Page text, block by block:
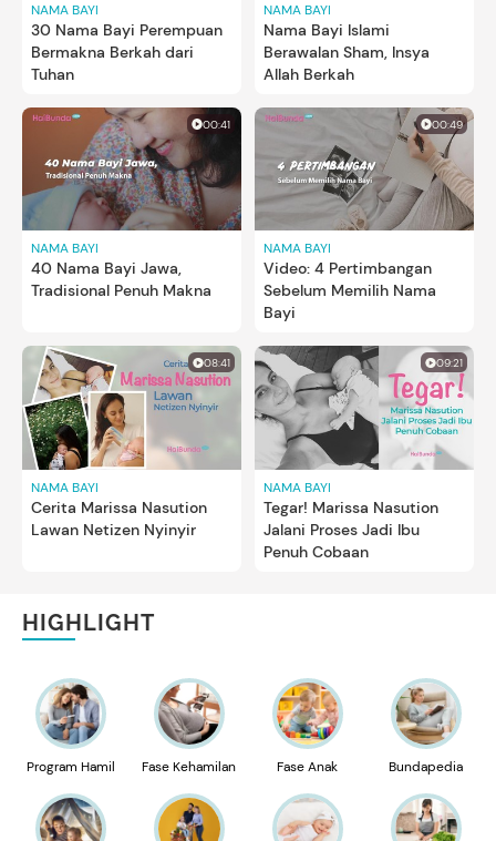
NAMA BAYI
30 Nama Bayi Perempuan
Bermakna Berkah dari
Tuhan
NAMA BAYI
Nama Bayi Islami
Berawalan Sham, Insya
Allah Berkah
00:41
NAMA BAYI
40 Nama Bayi Jawa,
Tradisional Penuh Makna
00:49
NAMA BAYI
Video: 4 Pertimbangan
Sebelum Memilih Nama
Bayi
08:41
NAMA BAYI
Cerita Marissa Nasution
Lawan Netizen Nyinyir
09:21
NAMA BAYI
Tegar! Marissa Nasution
Jalani Proses Jadi Ibu
Penuh Cobaan
HIGHLIGHT
Program Hamil Fase Kehamilan Fase Anak Bundapedia